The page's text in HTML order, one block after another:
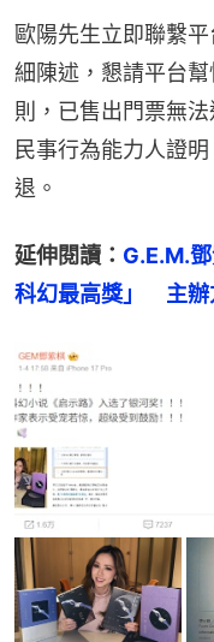
歐陽先生立即聯繫
細陳述，懇請平台
則，已售出門票無
民事行為能力人證
退。
延伸閱讀： G.E.M.
科幻最高獎」　主